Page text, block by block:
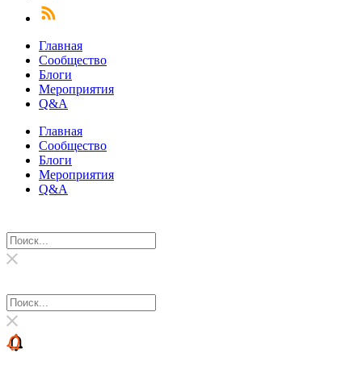
Главная
Сообщество
Блоги
Мероприятия
Q&A
Главная
Сообщество
Блоги
Мероприятия
Q&A